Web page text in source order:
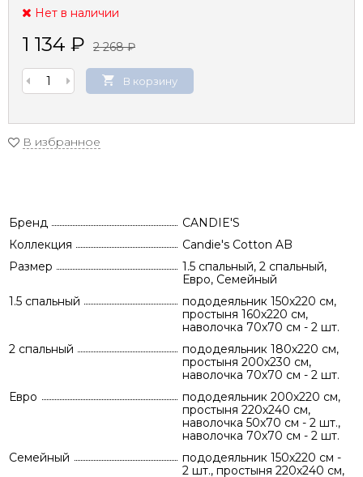
Нет в наличии
1 134 ₽ 2 268₽
В корзину
В избранное
Бренд
CANDIE'S
Коллекция
Candie's Cotton AB
Размер
1.5 спальный, 2 спальный,
Евро, Семейный
1.5 спальный
пододеяльник 150х220 см,
простыня 160х220 см,
наволочка 70х70 см - 2 шт.
2 спальный
пододеяльник 180х220 см,
простыня 200х230 см,
наволочка 70х70 см - 2 шт.
Евро
пододеяльник 200х220 см,
простыня 220х240 см,
наволочка 50х70 см - 2 шт.,
наволочка 70х70 см - 2 шт.
Семейный
пододеяльник 150х220 см -
2 шт., простыня 220х240 см,